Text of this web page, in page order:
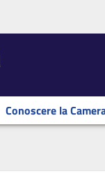
Conoscere la